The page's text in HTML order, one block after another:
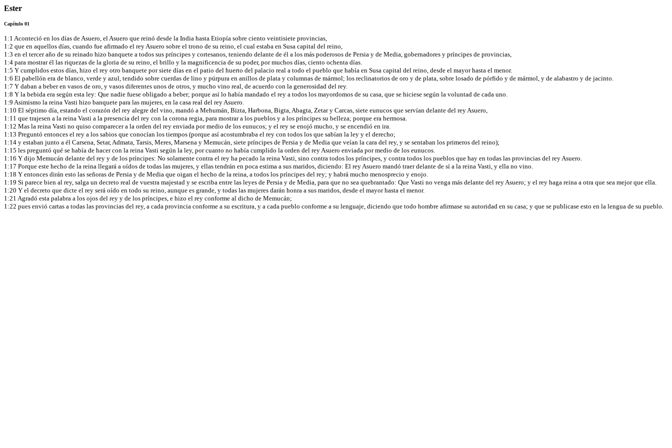
Ester
Capítulo 01
1:1 Aconteció en los días de Asuero, el Asuero que reinó desde la India hasta Etiopía sobre ciento veintisiete provincias,
1:2 que en aquellos días, cuando fue afirmado el rey Asuero sobre el trono de su reino, el cual estaba en Susa capital del reino,
1:3 en el tercer año de su reinado hizo banquete a todos sus príncipes y cortesanos, teniendo delante de él a los más poderosos de Persia y de Media, gobernadores y príncipes de provincias,
1:4 para mostrar él las riquezas de la gloria de su reino, el brillo y la magnificencia de su poder, por muchos días, ciento ochenta días.
1:5 Y cumplidos estos días, hizo el rey otro banquete por siete días en el patio del huerto del palacio real a todo el pueblo que había en Susa capital del reino, desde el mayor hasta el menor.
1:6 El pabellón era de blanco, verde y azul, tendido sobre cuerdas de lino y púrpura en anillos de plata y columnas de mármol; los reclinatorios de oro y de plata, sobre losado de pórfido y de mármol, y de alabastro y de jacinto.
1:7 Y daban a beber en vasos de oro, y vasos diferentes unos de otros, y mucho vino real, de acuerdo con la generosidad del rey.
1:8 Y la bebida era según esta ley: Que nadie fuese obligado a beber; porque así lo había mandado el rey a todos los mayordomos de su casa, que se hiciese según la voluntad de cada uno.
1:9 Asimismo la reina Vasti hizo banquete para las mujeres, en la casa real del rey Asuero.
1:10 El séptimo día, estando el corazón del rey alegre del vino, mandó a Mehumán, Bizta, Harbona, Bigta, Abagta, Zetar y Carcas, siete eunucos que servían delante del rey Asuero,
1:11 que trajesen a la reina Vasti a la presencia del rey con la corona regia, para mostrar a los pueblos y a los príncipes su belleza; porque era hermosa.
1:12 Mas la reina Vasti no quiso comparecer a la orden del rey enviada por medio de los eunucos; y el rey se enojó mucho, y se encendió en ira.
1:13 Preguntó entonces el rey a los sabios que conocían los tiempos (porque así acostumbraba el rey con todos los que sabían la ley y el derecho;
1:14 y estaban junto a él Carsena, Setar, Admata, Tarsis, Meres, Marsena y Memucán, siete príncipes de Persia y de Media que veían la cara del rey, y se sentaban los primeros del reino);
1:15 les preguntó qué se había de hacer con la reina Vasti según la ley, por cuanto no había cumplido la orden del rey Asuero enviada por medio de los eunucos.
1:16 Y dijo Memucán delante del rey y de los príncipes: No solamente contra el rey ha pecado la reina Vasti, sino contra todos los príncipes, y contra todos los pueblos que hay en todas las provincias del rey Asuero.
1:17 Porque este hecho de la reina llegará a oídos de todas las mujeres, y ellas tendrán en poca estima a sus maridos, diciendo: El rey Asuero mandó traer delante de sí a la reina Vasti, y ella no vino.
1:18 Y entonces dirán esto las señoras de Persia y de Media que oigan el hecho de la reina, a todos los príncipes del rey; y habrá mucho menosprecio y enojo.
1:19 Si parece bien al rey, salga un decreto real de vuestra majestad y se escriba entre las leyes de Persia y de Media, para que no sea quebrantado: Que Vasti no venga más delante del rey Asuero; y el rey haga reina a otra que sea mejor que ella.
1:20 Y el decreto que dicte el rey será oído en todo su reino, aunque es grande, y todas las mujeres darán honra a sus maridos, desde el mayor hasta el menor.
1:21 Agradó esta palabra a los ojos del rey y de los príncipes, e hizo el rey conforme al dicho de Memucán;
1:22 pues envió cartas a todas las provincias del rey, a cada provincia conforme a su escritura, y a cada pueblo conforme a su lenguaje, diciendo que todo hombre afirmase su autoridad en su casa; y que se publicase esto en la lengua de su pueblo.